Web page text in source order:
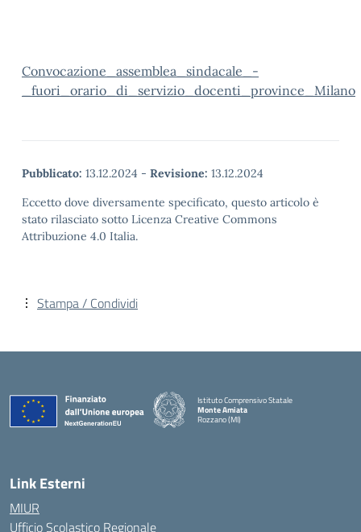
Convocazione_assemblea_sindacale_-
_fuori_orario_di_servizio_docenti_province_Milano
Pubblicato: 13.12.2024 - Revisione: 13.12.2024
Eccetto dove diversamente specificato, questo articolo è
stato rilasciato sotto Licenza Creative Commons
Attribuzione 4.0 Italia.
Stampa / Condividi
Istituto Comprensivo Statale
Monte Amiata
Rozzano (MI)
Link Esterni
MIUR
Ufficio Scolastico Regionale